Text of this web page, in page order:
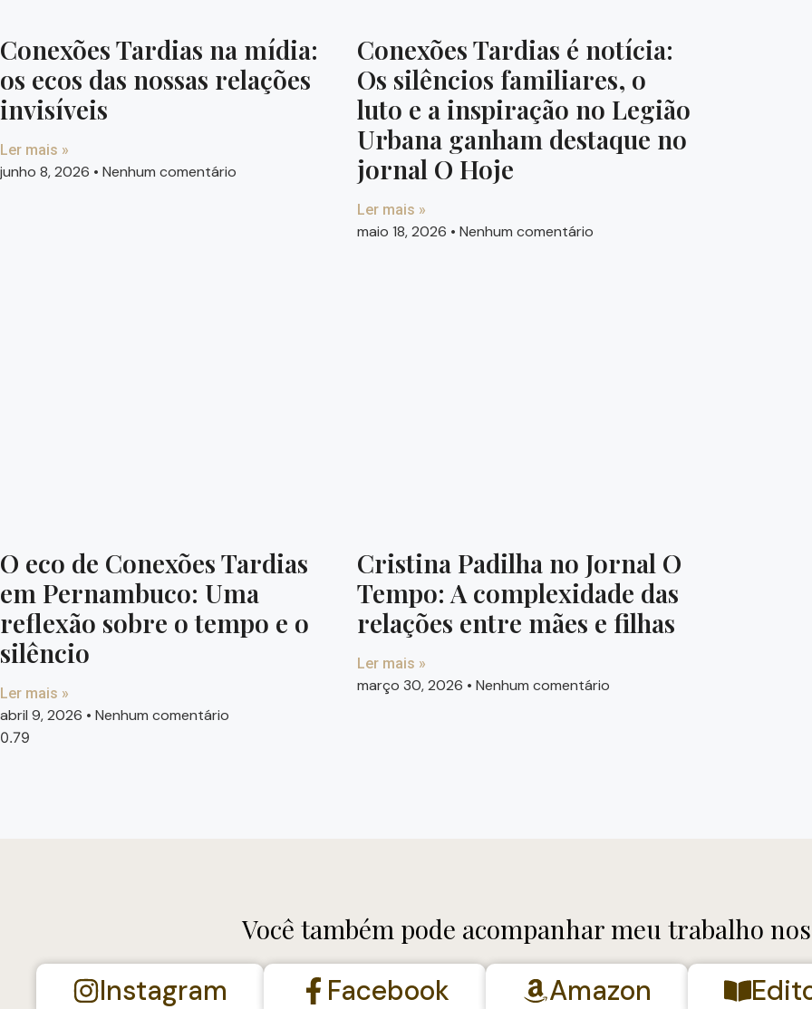
Conexões Tardias na mídia:
os ecos das nossas relações
invisíveis
Ler mais »
junho 8, 2026 Nenhum comentário
Conexões Tardias é notícia:
Os silêncios familiares, o
luto e a inspiração no Legião
Urbana ganham destaque no
jornal O Hoje
Ler mais »
maio 18, 2026 Nenhum comentário
O eco de Conexões Tardias
em Pernambuco: Uma
reflexão sobre o tempo e o
silêncio
Ler mais »
abril 9, 2026 Nenhum comentário
Cristina Padilha no Jornal O
Tempo: A complexidade das
relações entre mães e filhas
Ler mais »
março 30, 2026 Nenhum comentário
Você também pode acompanhar meu trabalho
Instagram Facebook Amazon